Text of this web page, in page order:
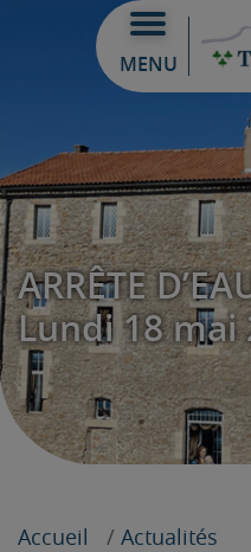
MENU
ARRÊTE
Lundi 18 mai
Accueil
Actualités